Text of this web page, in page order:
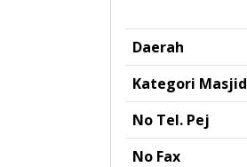
Daerah
Kategori Masjid
No Tel. Pej
No Fax